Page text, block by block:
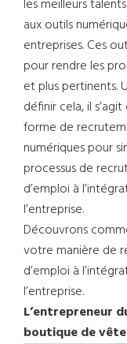
les meilleurs
aux outils
entreprises. Ces
pour rendre les
et plus pertinents.
définir cela, il
forme de
numériques pour
processus de
d’emploi à
l’entreprise.
Découvrons
votre manière de
d’emploi à
l’entreprise.
L’entrepreneur
boutique de